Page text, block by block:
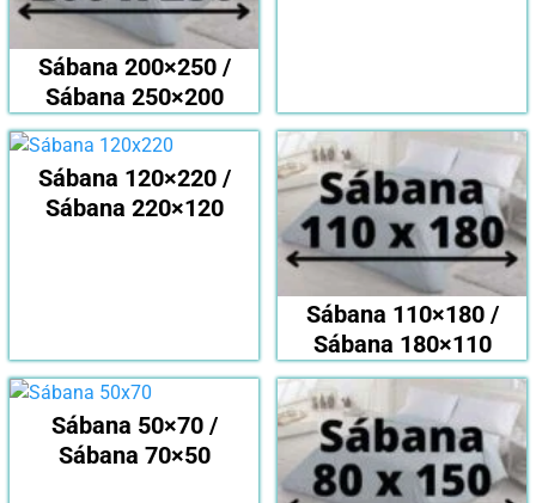
Sábana 200×250 /
Sábana 250×200
Sábana 120×220 /
Sábana 220×120
Sábana 110×180 /
Sábana 180×110
Sábana 50×70 /
Sábana 70×50